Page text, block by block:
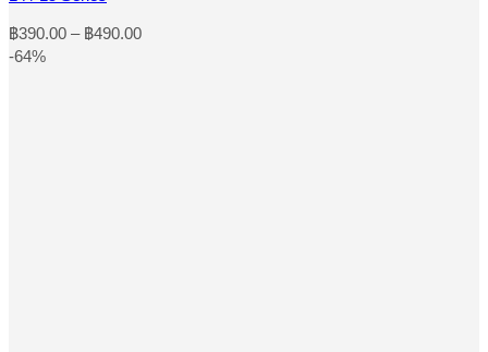
be
chosen
฿390.00 – ฿490.00Price
-64%